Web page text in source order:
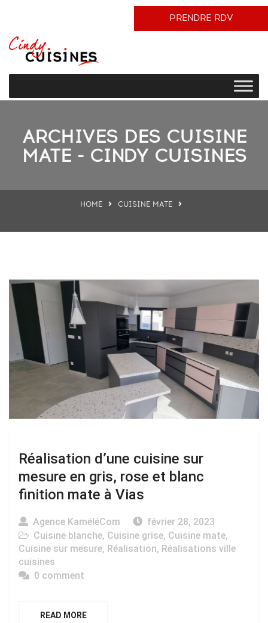
PRENDRE RDV
ARCHIVES DES CUISINE
MATE - CINDY CUISINES
HOME CUISINE MATE
Réalisation d’une cuisine sur
mesure en gris, rose et blanc
finition mate à Vias
Agence KaméléCom
février 28, 2023
Cuisine blanche, Cuisine grise, Cuisine mate,
Cuisine sur mesure, Réalisation, Réalisations ville
cuisines
0 comment
READ MORE